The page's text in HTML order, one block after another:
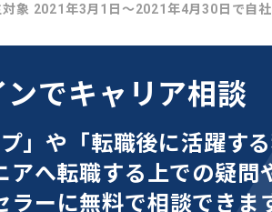
象 2021年3月1日〜2021年4月30日で自
ンでキャリア相談
」や「転職後に活躍す
アへ転職する上での疑問
ラーに無料で相談できま